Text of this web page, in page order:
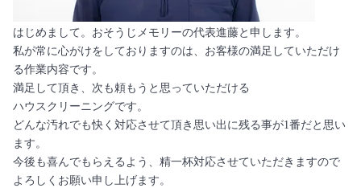
はじめまして。おそうじメモリーの代表進藤と申します。
私が常に心がけをしておりますのは、お客様の満足していただけ
る作業内容です。
満足して頂き、次も頼もうと思っていただける
ハウスクリーニングです。
どんな汚れでも快く対応させて頂き思い出に残る事が1番だと思い
ます。
今後も喜んでもらえるよう、精一杯対応させていただきますので
よろしくお願い申し上げます。